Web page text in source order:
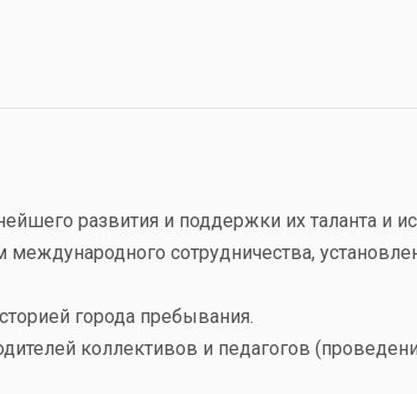
развития и поддержки их таланта и
сотрудничества,
города пребывания.
коллективов и педагогов